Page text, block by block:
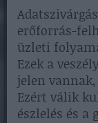
erőforrás-
üzleti
Ezek a
jelen
Ezért válik
észlelés és a